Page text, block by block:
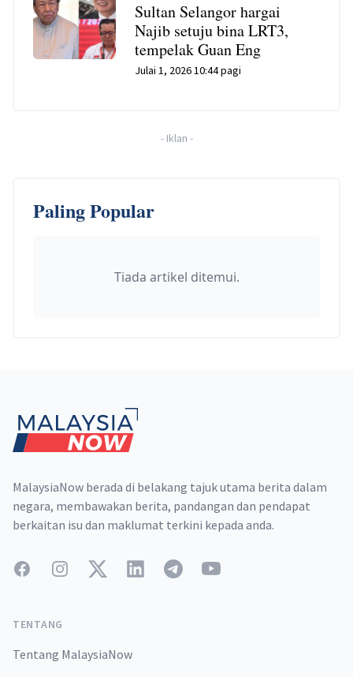
Sultan Selangor hargai
Najib setuju bina LRT3,
tempelak Guan Eng
Julai 1, 2026 10:44 pagi
- Iklan -
Paling Popular
Tiada artikel ditemui.
MalaysiaNow berada di belakang tajuk utama berita dalam
negara, membawakan berita, pandangan dan pendapat
berkaitan isu dan maklumat terkini kepada anda.
FacebookInstagramTwitterLinkedInTelegramYouTube
TENTANG
Tentang MalaysiaNow